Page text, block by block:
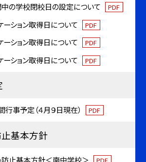
の学校閉校日の設定について PDF
ーション取得日について PDF
ーション取得日について PDF
ーション取得日について PDF
事予定（４月９日現在） PDF
基本方針
防止基本方針＜南中学校＞